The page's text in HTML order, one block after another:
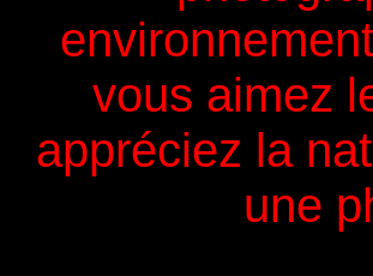
vous aimez
appréciez la
une